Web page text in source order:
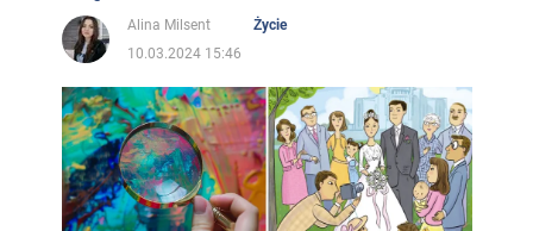
Alina Milsent
Życie
10.03.2024 15:46